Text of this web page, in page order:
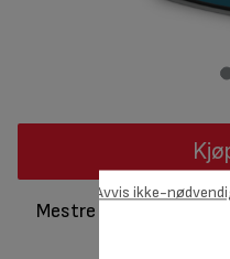
Mestre strykingen: 25
Avvis ikke-